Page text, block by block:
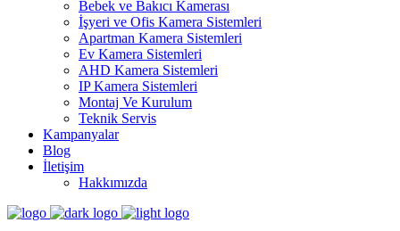
Bebek ve Bakıcı Kamerası
İşyeri ve Ofis Kamera Sistemleri
Apartman Kamera Sistemleri
Ev Kamera Sistemleri
AHD Kamera Sistemleri
IP Kamera Sistemleri
Montaj Ve Kurulum
Teknik Servis
Kampanyalar
Blog
İletişim
Hakkımızda